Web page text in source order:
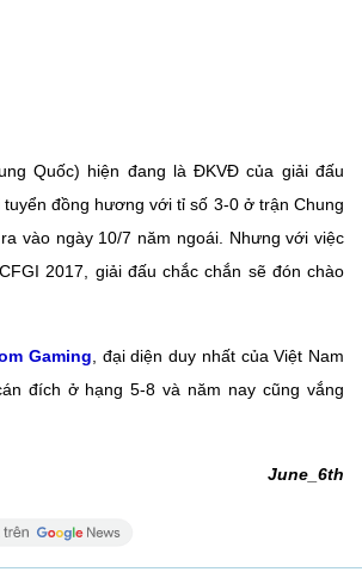
Quốc) hiện đang là ĐKVĐ của giải đấu
đồng hương với tỉ số 3-0 ở trận Chung
vào ngày 10/7 năm ngoái. Nhưng với việc
2017, giải đấu chắc chắn sẽ đón chào
Gaming , đại diện duy nhất của Việt Nam
đích ở hạng 5-8 và năm nay cũng vắng
June_6th